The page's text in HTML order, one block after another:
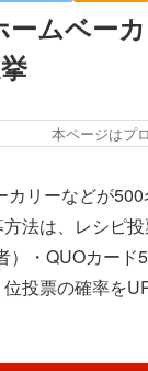
ムベー
本ページはプ
カリーなどが
法は、レシピ
）・QUOカー
投票の確率を